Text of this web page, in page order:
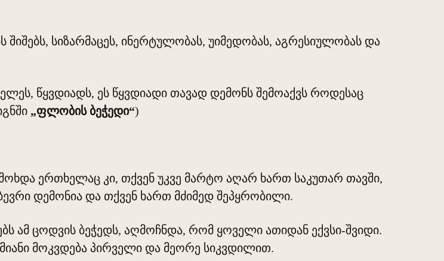
შიშებს, სიზარმაცეს, ინერტულობას, უიმედობას, აგრესიულობას და
წყვდიადს, ეს წყვდიადი თავად დემონს შემოაქვს როდესაც
„ფლობის ბეჭედი“)
ერთხელაც კი, თქვენ უკვე მარტო აღარ ხართ საკუთარ თავში,
დემონია და თქვენ ხართ მძიმედ შეპყრობილი.
ამ ცოდვის ბეჭედს, აღმოჩნდა, რომ ყოველი ათიდან ექვსი-შვიდი.
მოკვდება პირველი და მეორე სიკვდილით.